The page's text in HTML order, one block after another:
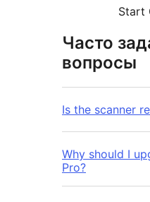
Start
Часто
вопросы
Is the scanner
Why should I
Pro?